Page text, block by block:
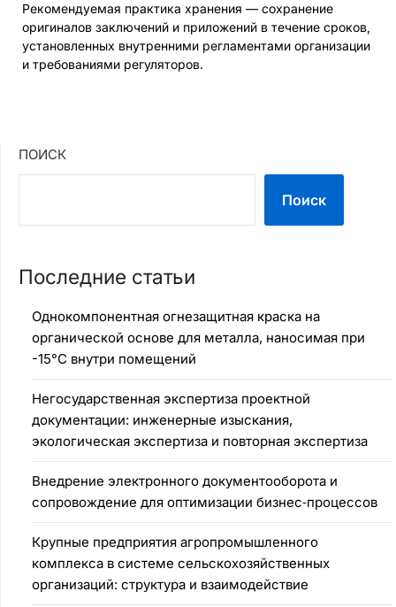
Рекомендуемая практика хранения — сохранение
оригиналов заключений и приложений в течение сроков,
установленных внутренними регламентами организации
и требованиями регуляторов.
ПОИСК
Поиск
Последние статьи
Однокомпонентная огнезащитная краска на
органической основе для металла, наносимая при
-15°C внутри помещений
Негосударственная экспертиза проектной
документации: инженерные изыскания,
экологическая экспертиза и повторная экспертиза
Внедрение электронного документооборота и
сопровождение для оптимизации бизнес‑процессов
Крупные предприятия агропромышленного
комплекса в системе сельскохозяйственных
организаций: структура и взаимодействие